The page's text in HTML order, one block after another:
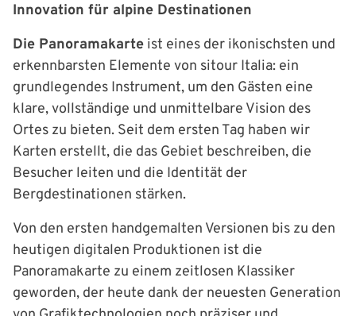
Innovation für alpine Destinationen
Die Panoramakarte ist eines der ikonischsten und
erkennbarsten Elemente von sitour Italia: ein
grundlegendes Instrument, um den Gästen eine
klare, vollständige und unmittelbare Vision des
Ortes zu bieten. Seit dem ersten Tag haben wir
Karten erstellt, die das Gebiet beschreiben, die
Besucher leiten und die Identität der
Bergdestinationen stärken.
Von den ersten handgemalten Versionen bis zu den
heutigen digitalen Produktionen ist die
Panoramakarte zu einem zeitlosen Klassiker
geworden, der heute dank der neuesten Generation